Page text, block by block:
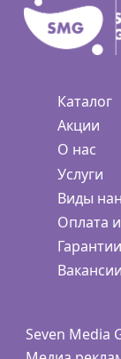
Каталог
Акции
О нас
Услуги
Виды
Оплата
Гарантии
Вакансии
Seven Media